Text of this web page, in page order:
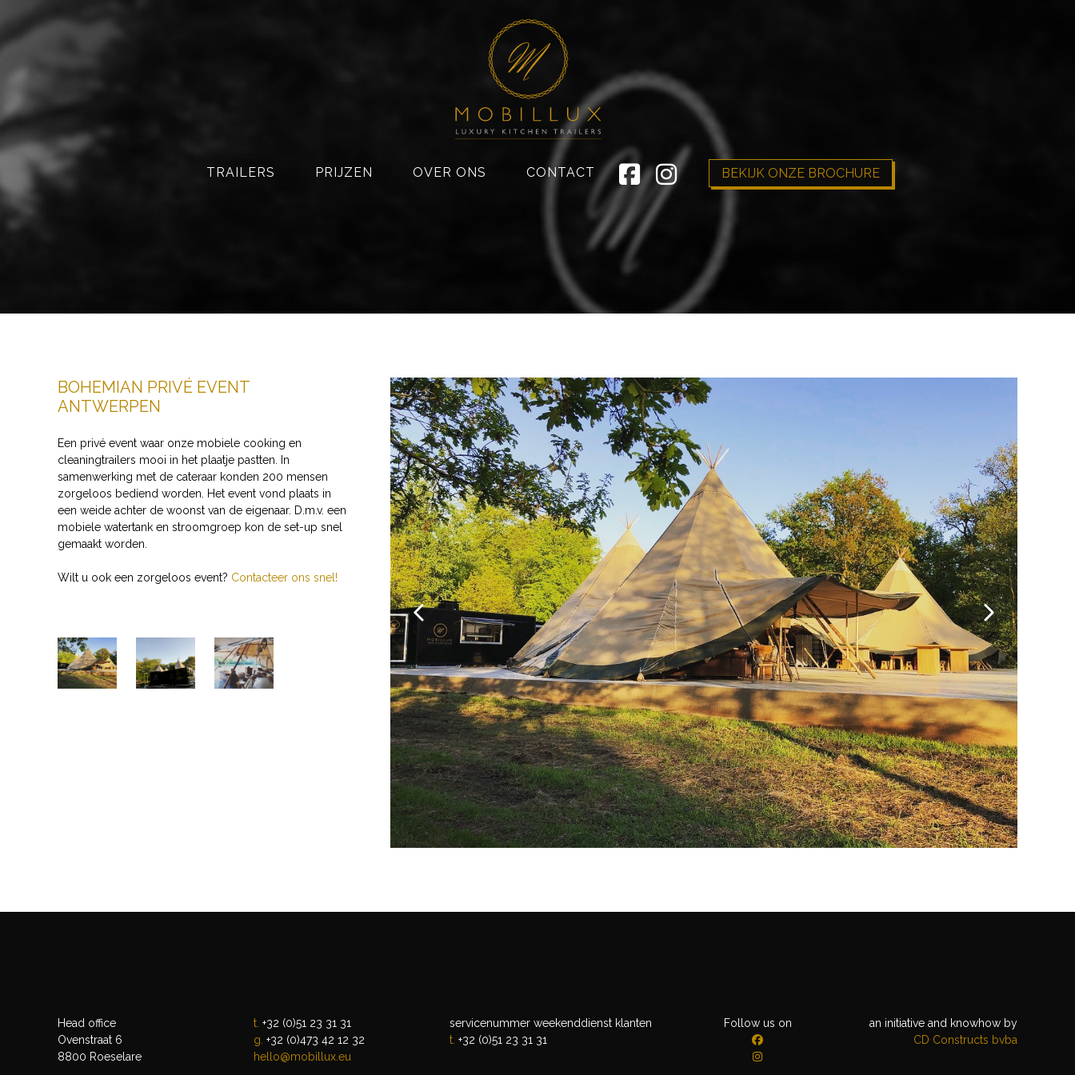
Mobillux
TRAILERS PRIJZEN OVER ONS CONTACT BEKIJK ONZE BROCHURE
BOHEMIAN PRIVÉ EVENT
ANTWERPEN
Een privé event waar onze mobiele cooking en
cleaningtrailers mooi in het plaatje pastten. In
samenwerking met de cateraar konden 200 mensen
zorgeloos bediend worden. Het event vond plaats in
een weide achter de woonst van de eigenaar. D.m.v. een
mobiele watertank en stroomgroep kon de set-up snel
gemaakt worden.
Wilt u ook een zorgeloos event? Contacteer ons snel!
Vorige Volgende
Head office
Ovenstraat 6
8800 Roeselare
t. +32 (0)51 23 31 31
g. +32 (0)473 42 12 32
hello@mobillux.eu
servicenummer weekenddienst klanten
t. +32 (0)51 23 31 31
Follow us on
an initiative and knowhow by
CD Constructs bvba